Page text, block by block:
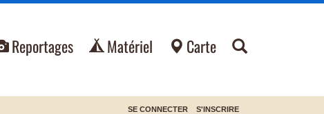
Reportages Matériel Carte
SE CONNECTER S'INSCRIRE